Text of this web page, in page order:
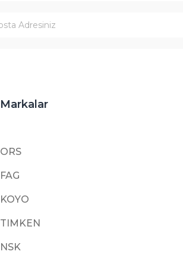
Markalar
ORS
FAG
KOYO
TIMKEN
NSK